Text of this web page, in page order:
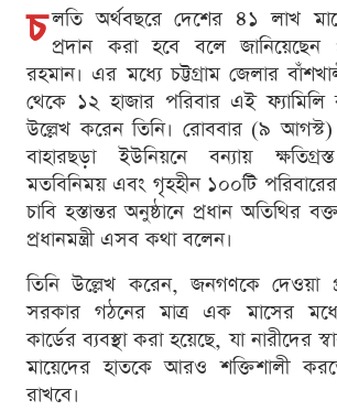
চ লতি অর্থবছরে দেশের ৪১ লাখ
প্রদান করা হবে বলে জানিয়েছেন
রহমান। এর মধ্যে চট্টগ্রাম জেলার
থেকে ১২ হাজার পরিবার এই ফ্যামিলি
উল্লেখ করেন তিনি। রোববার (৯
বাহারছড়া ইউনিয়নে বন্যায়
মতবিনিময় এবং গৃহহীন ১০০টি
চাবি হস্তান্তর অনুষ্ঠানে প্রধান অতিথির
প্রধানমন্ত্রী এসব কথা বলেন।
তিনি উল্লেখ করেন, জনগণকে দেওয়া
সরকার গঠনের মাত্র এক মাসের
কার্ডের ব্যবস্থা করা হয়েছে, যা নারীদের
মায়েদের হাতকে আরও শক্তিশালী
রাখবে।